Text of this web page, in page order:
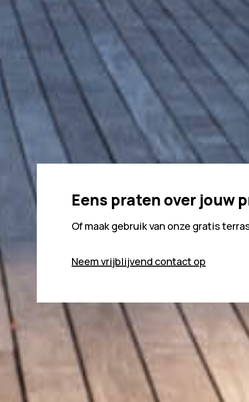
Eens praten over jouw
Of maak gebruik van onze gratis
Neem vrijblijvend contact op